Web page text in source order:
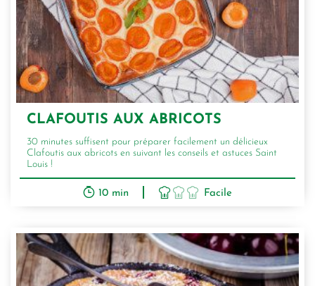
CLAFOUTIS AUX ABRICOTS
30 minutes suffisent pour préparer facilement un délicieux
Clafoutis aux abricots en suivant les conseils et astuces Saint
Louis !
10 min Facile